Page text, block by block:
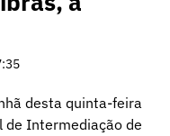
desta quinta-feira
de Intermediação de